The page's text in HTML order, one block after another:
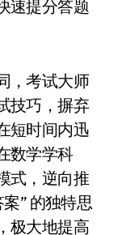
速提分答题
，考试大师
技巧，摒弃
短时间内迅
数学学科
式，逆向推
” 的独特思
极大地提高